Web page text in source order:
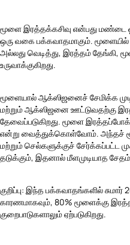
மூளை இரத்தக்கசிவு என்பது மண்டை
ஒரு வகை பக்கவாதமாகும்.
அல்லது வெடித்து, இரத்தம் தேங்கி,
உருவாக்குகிறது.
மூளையால் ஆக்ஸிஜனைச் சேமிக்க
மற்றும் ஆக்ஸிஜனை ஊட்டுவதற்கு
தேவைப்படுகிறது. மூளை
என்று வைத்துக்கொள்வோம். அந்தச்
மற்றும் செல்களுக்குச் சேர்க்கப்பட்ட
தடுக்கும், இதனால் மீளமுடியாத சேதம்
குறிப்பு: இந்த பக்கவாதங்களில்
காரணமாகவும், 80% மூளைக்கு
குறைபாடுகளாலும் ஏற்படுகிறது.